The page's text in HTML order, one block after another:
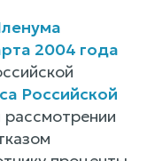
2004 года
Российской
рассмотрении